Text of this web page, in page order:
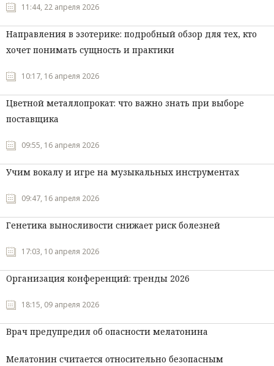
11:44, 22 апреля 2026
Направления в эзотерике: подробный обзор для тех, кто
хочет понимать сущность и практики
10:17, 16 апреля 2026
Цветной металлопрокат: что важно знать при выборе
поставщика
09:55, 16 апреля 2026
Учим вокалу и игре на музыкальных инструментах
09:47, 16 апреля 2026
Генетика выносливости снижает риск болезней
17:03, 10 апреля 2026
Организация конференций: тренды 2026
18:15, 09 апреля 2026
Врач предупредил об опасности мелатонина
Мелатонин считается относительно безопасным